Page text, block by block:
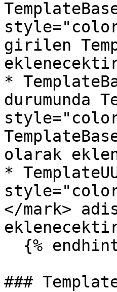
girilen
*
durumunda
olarak
*
</mark>
###